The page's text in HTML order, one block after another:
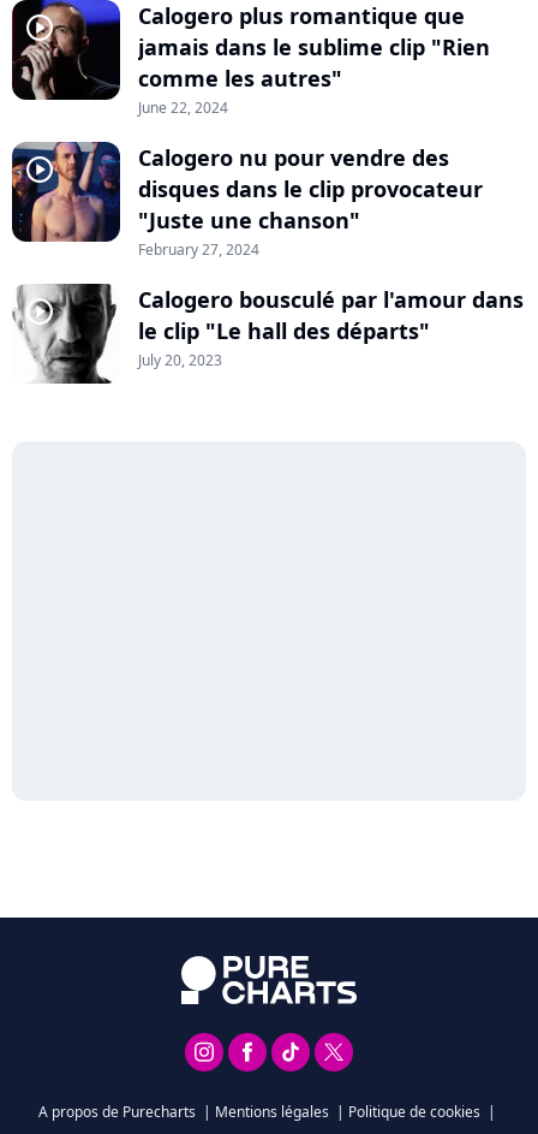
player2
Calogero plus romantique que
jamais dans le sublime clip "Rien
comme les autres"
June 22, 2024
player2
Calogero nu pour vendre des
disques dans le clip provocateur
"Juste une chanson"
February 27, 2024
player2
Calogero bousculé par l'amour dans
le clip "Le hall des départs"
July 20, 2023
A propos de Purecharts | Mentions légales | Politique de cookies |